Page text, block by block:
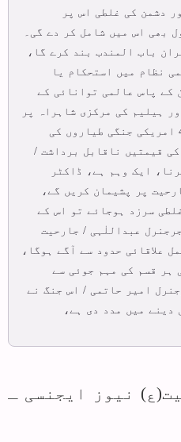
دشمن کی غلطی اس پر
بھی اس میں شامل کر دے گی۔
باب المندب بند کرے گا،
نظام میں استحکام یا
کے پاس عالمی توانائی کے
ہیلیم کی مرکزی شاہراہ پر
کنٹرول ہے، فارن پالیسی / 42 امریکی جنگی طیاروں کی
قیمتیں ناقابل برداشت /
ایک وہم ہے، ڈاکٹر
پر پشیمان کریں گے،
سرزد ہوجائے تو اس کے
عبداللٰہی / جارحیت
علاقائی حدود سے آگے ہوگا،
ہر قسم کی مہم جوئی سے
امیر حاتمی / اس جنگ نے
دینے میں مدد دی ہے،
نیوز ایجنسی ـ